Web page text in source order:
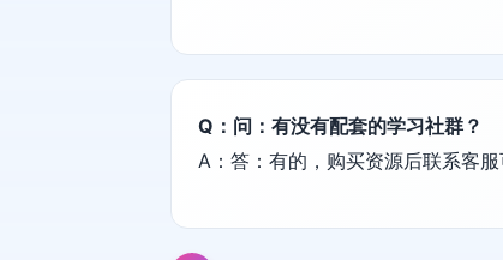
Q：问：有没有配套的学习社群？
A：答：有的，购买资源后联系客